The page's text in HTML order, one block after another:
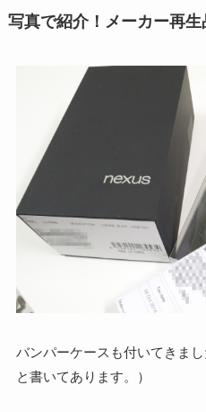
写真で紹介！メーカー再生
バンパーケースも付いてきま
と書いてあります。）